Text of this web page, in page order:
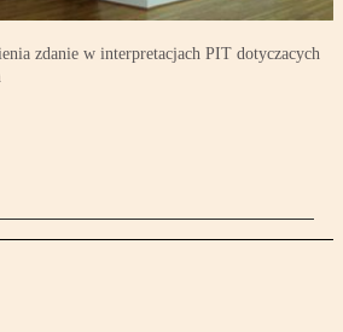
zdanie w interpretacjach PIT dotyczacych